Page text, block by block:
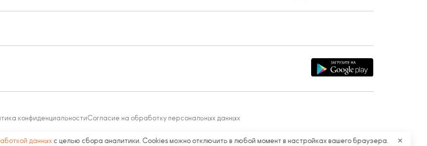
конфиденциальностиСогласие на обработку персональных данных
данных с целью сбора аналитики. Cookies можно отключить в любой момент в настройках вашего браузера. ✕